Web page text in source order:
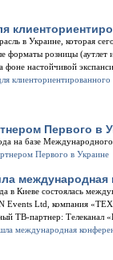
в Украине, которая
форматы розницы (аутлет
фоне настойчивой
Первого в
на базе
международная
в Киеве состоялась
Events Ltd, компания
ТВ-партнер: Телеканал